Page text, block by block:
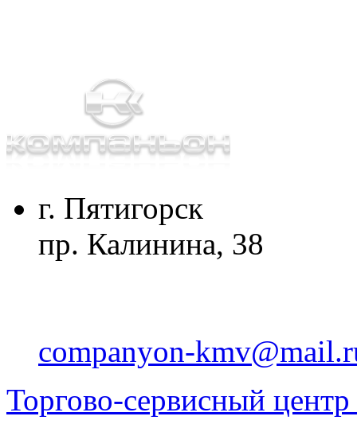
г. Пятигорск
пр. Калинина, 38
companyon-
Торгово-сервисный